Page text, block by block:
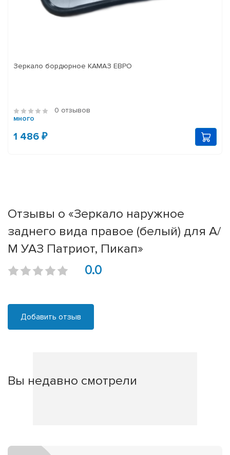
Зеркало бордюрное КАМАЗ ЕВРО
0 отзывов
много
1 486 ₽
Отзывы о «Зеркало наружное
заднего вида правое (белый) для А/
М УАЗ Патриот, Пикап»
0.0
Добавить отзыв
Вы недавно смотрели